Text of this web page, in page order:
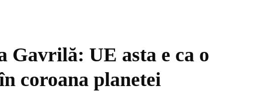
Gavrilă: UE asta e ca o
coroana planetei